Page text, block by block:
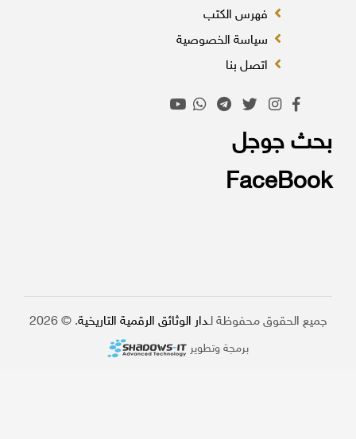
فهرس الكتب
سياسة الخصوصية
اتصل بنا
بحث جوجل
FaceBook
جميع الحقوق محفوظة لـ دار الوثائق الرقمية التاريخية. © 2026
برمجة وتطوير